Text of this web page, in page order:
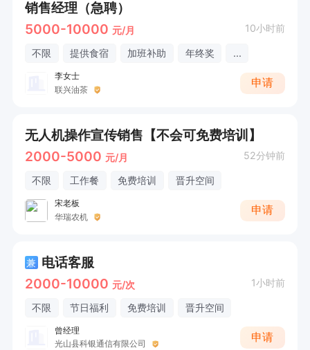
销售经理（急聘）
5000-10000 元/月 10小时前
不限 提供食宿 加班补助 年终奖 ...
李女士
联兴油茶
申请
无人机操作宣传销售【不会可免费培训】
2000-5000 元/月 52分钟前
不限 工作餐 免费培训 晋升空间
宋老板
华瑞农机
申请
兼 电话客服
2000-10000 元/次 1小时前
不限 节日福利 免费培训 晋升空间
曾经理
光山县科银通信有限公司
申请